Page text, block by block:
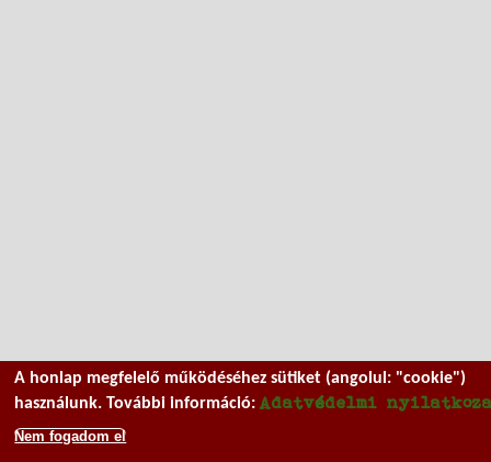
A honlap megfelelő működéséhez sütiket (angolul: "cookie")
használunk. További információ:Adatvédelmi
Nem fogadom el